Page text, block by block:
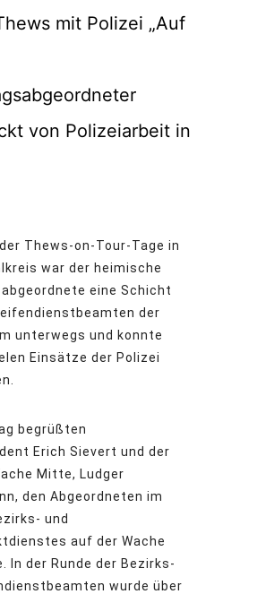
mit Polizei „Auf
von Polizeiarbeit in
Thews-on-Tour-Tage in
war der heimische
eine Schicht
der
unterwegs und konnte
Einsätze der Polizei
begrüßten
Erich Sievert und der
Mitte, Ludger
den Abgeordneten im
und
auf der Wache
In der Runde der Bezirks-
wurde über